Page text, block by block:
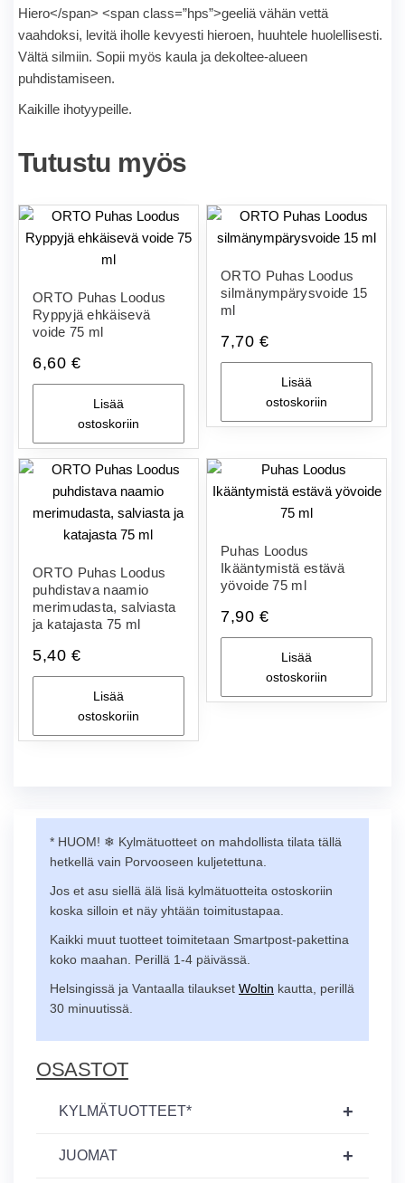
Hiero</span> <span class=”hps”>geeliä vähän vettä
vaahdoksi, levitä iholle kevyesti hieroen, huuhtele huolellisesti.
Vältä silmiin. Sopii myös kaula ja dekoltee-alueen
puhdistamiseen.
Kaikille ihotyypeille.
Tutustu myös
ORTO Puhas Loodus
Ryppyjä ehkäisevä
voide 75 ml
6,60 €
Lisää
ostoskoriin
ORTO Puhas Loodus
silmänympärysvoide 15
ml
7,70 €
Lisää
ostoskoriin
ORTO Puhas Loodus
puhdistava naamio
merimudasta, salviasta
ja katajasta 75 ml
5,40 €
Lisää
ostoskoriin
Puhas Loodus
Ikääntymistä estävä
yövoide 75 ml
7,90 €
Lisää
ostoskoriin
* HUOM! ❄︎ Kylmätuotteet on mahdollista tilata tällä
hetkellä vain Porvooseen kuljetettuna.
Jos et asu siellä älä lisä kylmätuotteita ostoskoriin
koska silloin et näy yhtään toimitustapaa.
Kaikki muut tuotteet toimitetaan Smartpost-pakettina
koko maahan. Perillä 1-4 päivässä.
Helsingissä ja Vantaalla tilaukset Woltin kautta, perillä
30 minuutissä.
OSASTOT
+
KYLMÄTUOTTEET*
+
JUOMAT